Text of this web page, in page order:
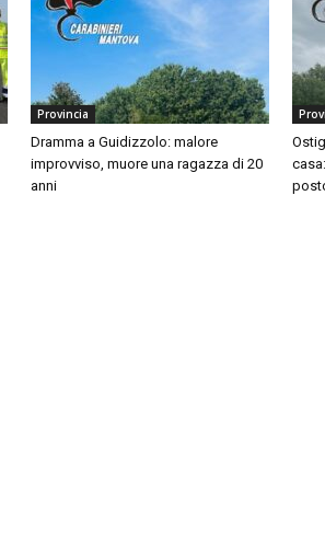
Provincia
Dramma a Guidizzolo: malore
improvviso, muore una ragazza di 20
anni